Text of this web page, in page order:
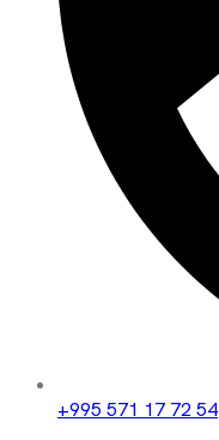
+995 571 17 72 54